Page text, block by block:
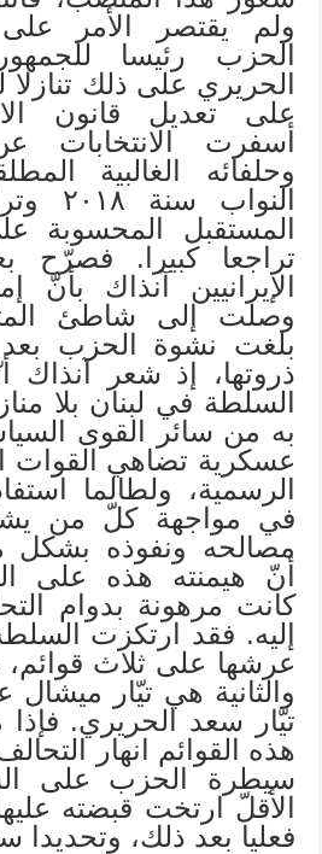
ولم يقتصر الأمر
الحزب رئيسا
الحريري على ذلك
على تعديل قانون
أسفرت الانتخابات
وحلفائه الغالبية
المستقبل المحسوبة
تراجعا كبيرا. فصرّح
الإيرانيين آنذاك بأنّ
وصلت إلى شاطئ
بلغت نشوة الحزب بعد
ذروتها، إذ شعر
السلطة في لبنان بلا
به من سائر القوى
عسكرية تضاهي القوات
الرسمية، ولطالما
في مواجهة كلّ من
مصالحه ونفوذه بشكل
أنّ هيمنته هذه على
كانت مرهونة بدوام
إليه. فقد ارتكزت
عرشها على ثلاث قوائم،
والثانية هي تيّار ميشال
تيّار سعد الحريري.
هذه القوائم انهار
سيطرة الحزب على
الأقلّ ارتخت قبضته
فعليا بعد ذلك، وتحديدا سنة